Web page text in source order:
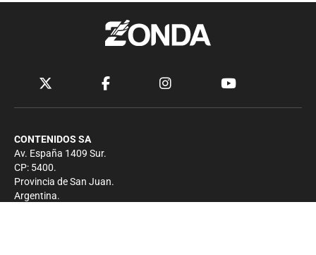
CONTENIDOS SA
Av. España 1409 Sur.
CP: 5400.
Provincia de San Juan.
Argentina.